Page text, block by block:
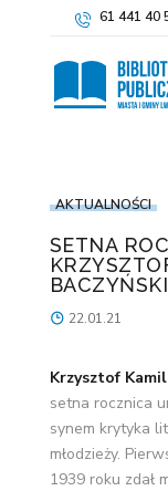
61 441 40
AKTUALNOŚCI
SETNA
22.01.21
KrzysztofKamil
setna rocznica
synem krytyka
młodzieży.
1939 roku zdał